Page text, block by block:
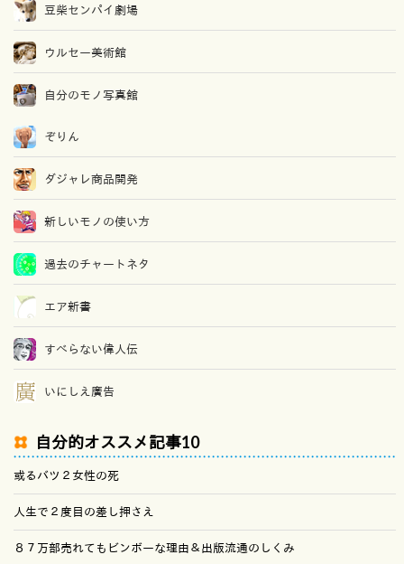
豆柴センパイ劇場
ウルセー美術館
自分のモノ写真館
ぞりん
ダジャレ商品開発
新しいモノの使い方
過去のチャートネタ
エア新書
すべらない偉人伝
いにしえ廣告
自分的オススメ記事10
或るバツ２女性の死
人生で２度目の差し押さえ
８７万部売れてもビンボーな理由＆出版流通のしくみ